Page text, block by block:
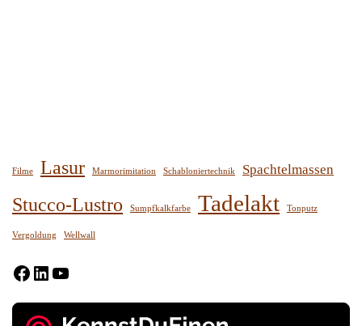
Filme Lasur Marmorimitation Schabloniertechnik Spachtelmassen
Stucco-Lustro Sumpfkalkfarbe Tadelakt Tonputz
Vergoldung Wellwall
Facebook
LinkedIn
YouTube